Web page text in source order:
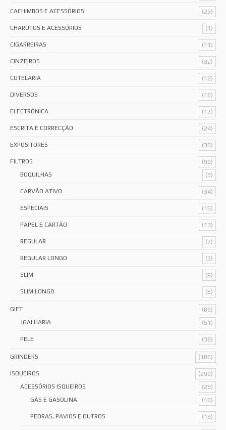
CACHIMBOS E ACESSÓRIOS (23)
CHARUTOS E ACESSÓRIOS (1)
CIGARREIRAS (11)
CINZEIROS (32)
CUTELARIA (12)
DIVERSOS (16)
ELECTRÓNICA (17)
ESCRITA E CORRECÇÃO (24)
EXPOSITORES (30)
FILTROS
(90)
BOQUILHAS
(3)
CARVÃO ATIVO (34)
ESPECIAIS (15)
PAPEL E CARTÃO (13)
REGULAR (7)
REGULAR LONGO (3)
SLIM (9)
SLIM LONGO (6)
GIFT
(89)
JOALHARIA
(51)
PELE (38)
GRINDERS (106)
ISQUEIROS
(290)
ACESSÓRIOS ISQUEIROS
(25)
GÁS E GASOLINA
(10)
PEDRAS, PAVIOS E OUTROS (15)